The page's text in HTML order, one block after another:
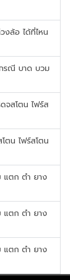
งล้อ ได้ที่ไหน
รณี บาด บวม
จสโตน ไฟร์ส
ตน ไฟร์สโตน
แตก ตำ ยาง
แตก ตำ ยาง
แตก ตำ ยาง